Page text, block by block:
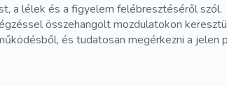
a lélek és a figyelem felébresztéséről szól.
összehangolt mozdulatokon
és tudatosan megérkezni a jelen